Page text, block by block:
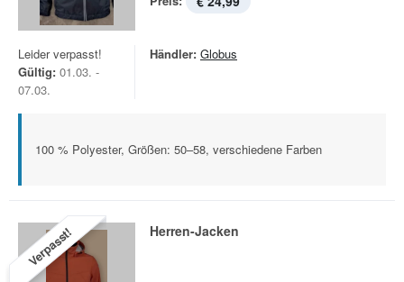
Leider verpasst!
Gültig: 01.03. -
07.03.
Händler: Globus
100 % Polyester, Größen: 50–58, verschiedene Farben
Verpasst! Herren-Jacken